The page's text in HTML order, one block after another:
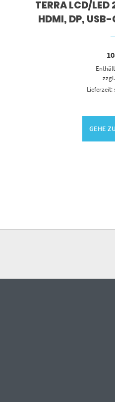
TERRA LCD/
HDMI, DP, USB-
GEHE